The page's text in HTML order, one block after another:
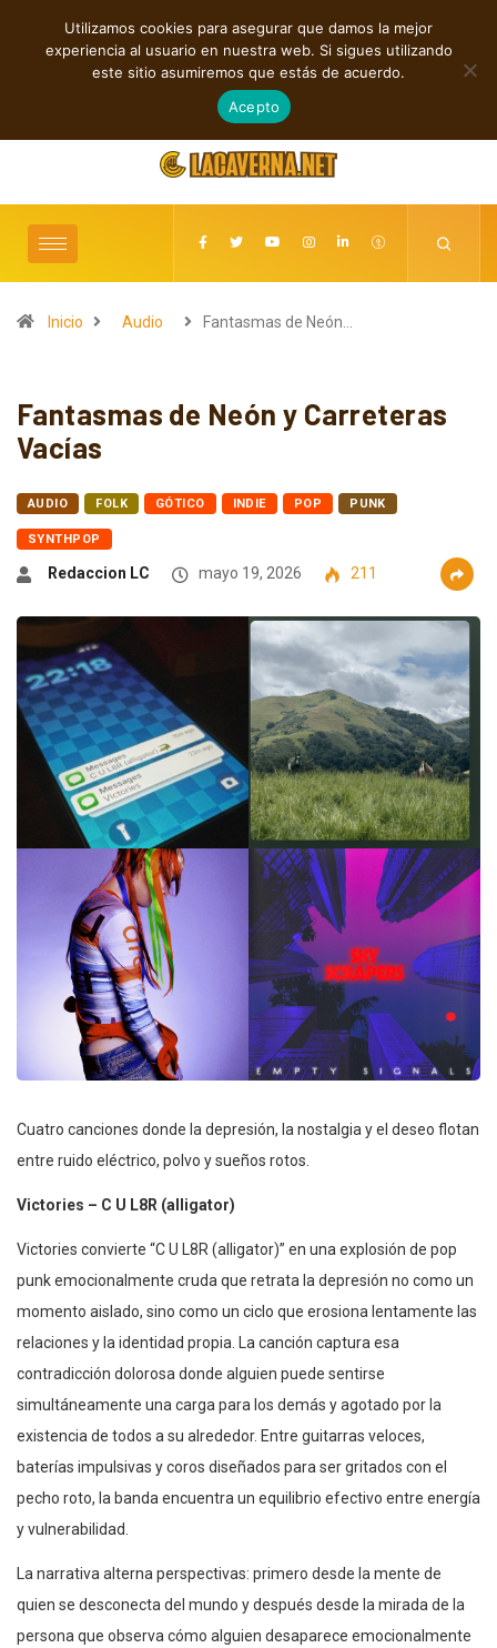
TENDENCIAS
Shaven Primates: Un estallido de Hard Rock contra el control digital
agosto 8, 2026
Inicio Audio Fantasmas de Neón…
Fantasmas de Neón y Carreteras
Vacías
AUDIO FOLK GÓTICO INDIE POP PUNK
SYNTHPOP
Redaccion LC mayo 19, 2026 211
Cuatro canciones donde la depresión, la nostalgia y el deseo flotan
entre ruido eléctrico, polvo y sueños rotos.
Victories – C U L8R (alligator)
Victories convierte “C U L8R (alligator)” en una explosión de pop
punk emocionalmente cruda que retrata la depresión no como un
momento aislado, sino como un ciclo que erosiona lentamente las
relaciones y la identidad propia. La canción captura esa
contradicción dolorosa donde alguien puede sentirse
simultáneamente una carga para los demás y agotado por la
existencia de todos a su alrededor. Entre guitarras veloces,
baterías impulsivas y coros diseñados para ser gritados con el
pecho roto, la banda encuentra un equilibrio efectivo entre energía
y vulnerabilidad.
La narrativa alterna perspectivas: primero desde la mente de
quien se desconecta del mundo y después desde la mirada de la
persona que observa cómo alguien desaparece emocionalmente
Utilizamos cookies para asegurar que damos la mejor
experiencia al usuario en nuestra web. Si sigues utilizando
este sitio asumiremos que estás de acuerdo.
Acepto